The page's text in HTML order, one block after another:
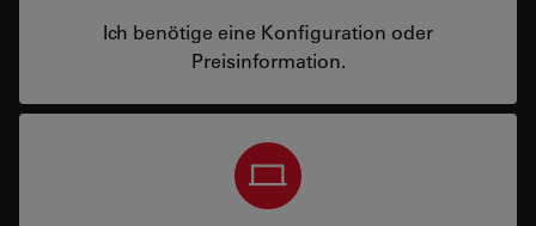
Ich benötige eine Konfiguration oder
Preisinformation.